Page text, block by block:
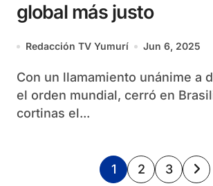
global más justo
Redacción TV Yumurí Jun 6, 2025
Con un llamamiento unánime a democratizar
el orden mundial, cerró en
cortinas el...
Paginación
1 2 3